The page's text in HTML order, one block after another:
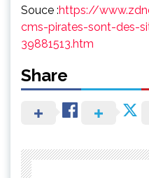
Souce :https://
cms-pirates-sont-des-
39881513.htm
Share